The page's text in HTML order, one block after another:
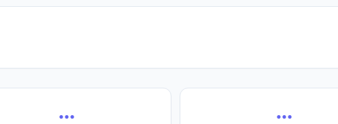
... ...